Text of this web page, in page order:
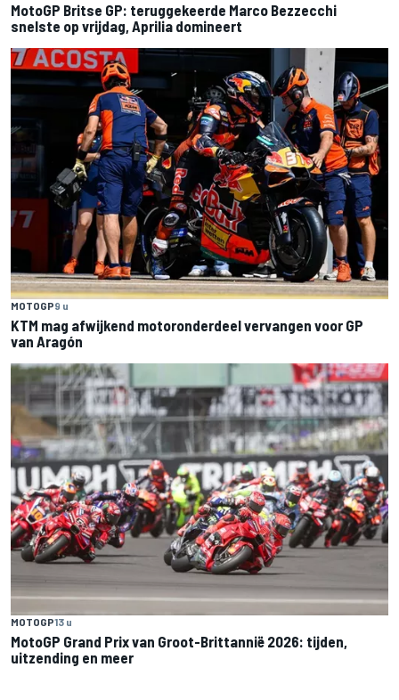
MotoGP Britse GP: teruggekeerde Marco Bezzecchi
snelste op vrijdag, Aprilia domineert
MOTOGP9 u
KTM mag afwijkend motoronderdeel vervangen voor GP
van Aragón
MOTOGP13 u
MotoGP Grand Prix van Groot-Brittannië 2026: tijden,
uitzending en meer